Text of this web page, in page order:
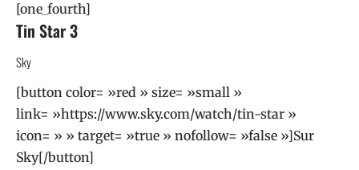
[one_fourth]
Tin Star 3
Sky
[button color= »red » size= »small »
link= »https://www.sky.com/watch/tin-star »
icon= » » target= »true » nofollow= »false »]Sur
Sky[/button]